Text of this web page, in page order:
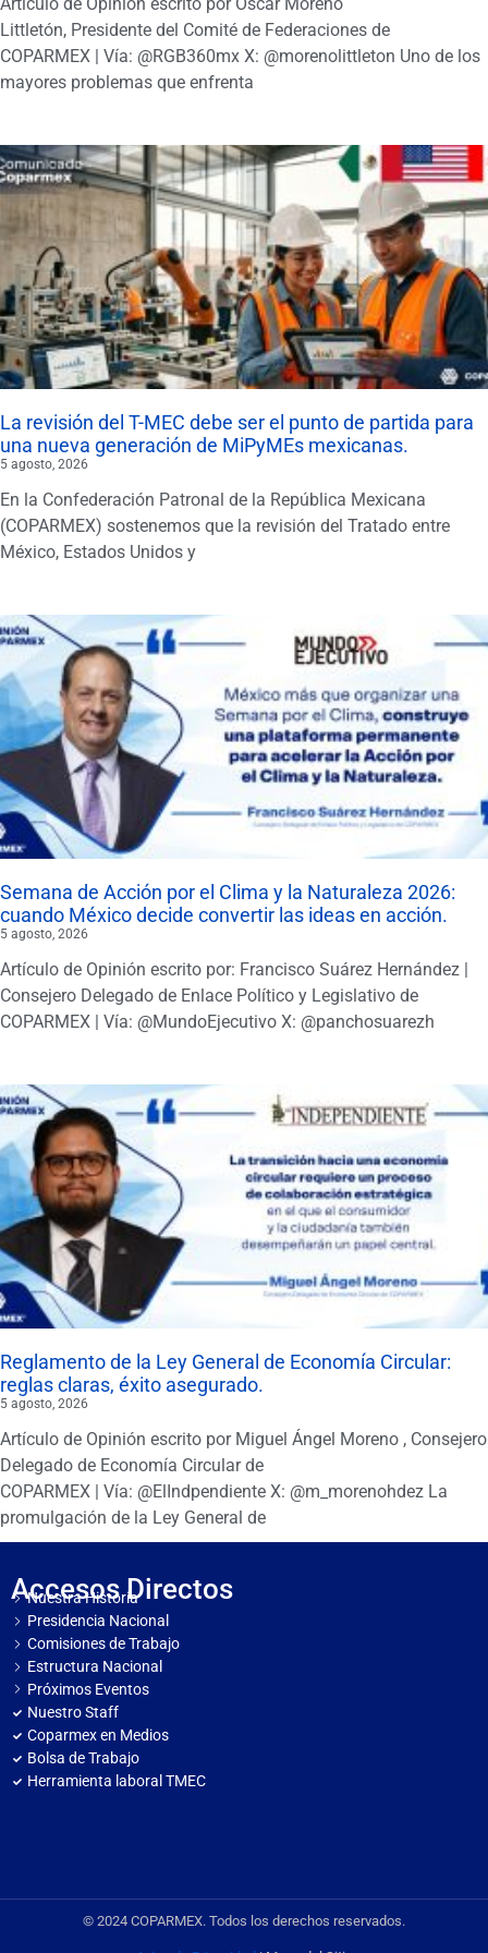
Artículo de Opinión escrito por Oscar Moreno
Littletón, Presidente del Comité de Federaciones de
COPARMEX | Vía: @RGB360mx X: @morenolittleton Uno de los
mayores problemas que enfrenta
La revisión del T-MEC debe ser el punto de partida para
una nueva generación de MiPyMEs mexicanas.
5 agosto, 2026
En la Confederación Patronal de la República Mexicana
(COPARMEX) sostenemos que la revisión del Tratado entre
México, Estados Unidos y
Semana de Acción por el Clima y la Naturaleza 2026:
cuando México decide convertir las ideas en acción.
5 agosto, 2026
Artículo de Opinión escrito por: Francisco Suárez Hernández |
Consejero Delegado de Enlace Político y Legislativo de
COPARMEX | Vía: @MundoEjecutivo X: @panchosuarezh
Reglamento de la Ley General de Economía Circular:
reglas claras, éxito asegurado.
5 agosto, 2026
Artículo de Opinión escrito por Miguel Ángel Moreno , Consejero
Delegado de Economía Circular de
COPARMEX | Vía: @ElIndpendiente X: @m_morenohdez La
promulgación de la Ley General de
Accesos Directos
Nuestra Historia
Presidencia Nacional
Comisiones de Trabajo
Estructura Nacional
Próximos Eventos
Nuestro Staff
Coparmex en Medios
Bolsa de Trabajo
Herramienta laboral TMEC
© 2024 COPARMEX. Todos los derechos reservados.